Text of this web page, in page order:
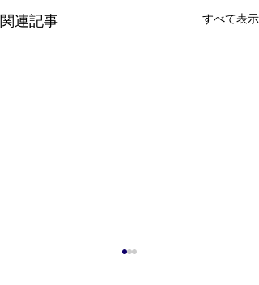
関連記事 すべて表示